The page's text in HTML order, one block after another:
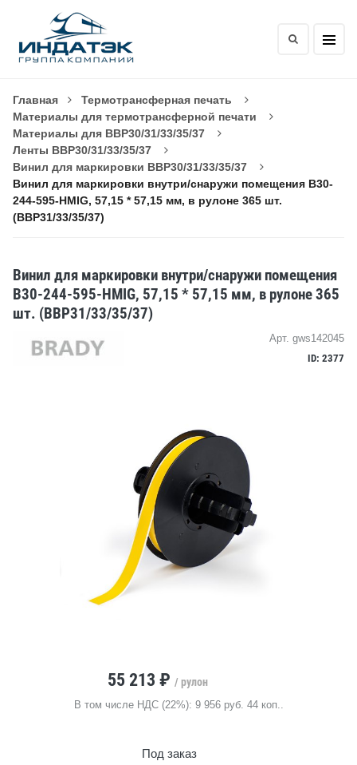
Главная
Термотрансферная печать
Материалы для термотрансферной печати
Материалы для BBP30/31/33/35/37
Ленты BBP30/31/33/35/37
Винил для маркировки BBP30/31/33/35/37
Винил для маркировки внутри/снаружи помещения B30-
244-595-HMIG, 57,15 * 57,15 мм, в рулоне 365 шт.
(BBP31/33/35/37)
Винил для маркировки внутри/снаружи помещения
B30-244-595-HMIG, 57,15 * 57,15 мм, в рулоне 365
шт. (BBP31/33/35/37)
Арт. gws142045
ID: 2377
55 213 ₽ / рулон
В том числе НДС (22%): 9 956 руб. 44 коп..
Под заказ